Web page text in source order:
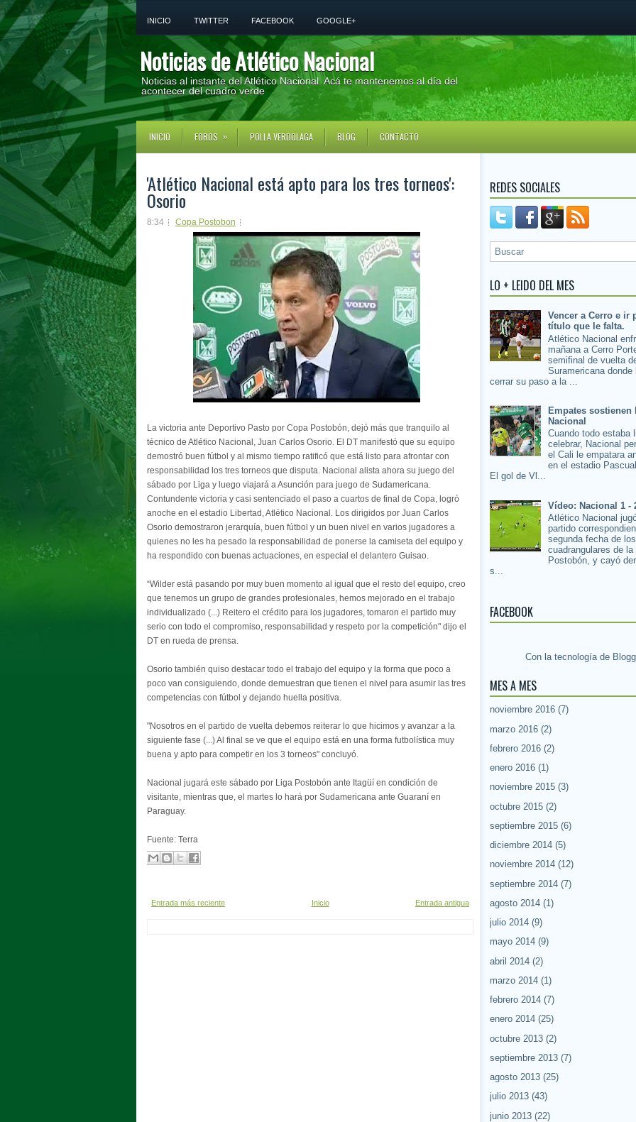
INICIO TWITTER FACEBOOK GOOGLE+
Noticias de Atlético Nacional
Noticias al instante del Atlético Nacional. Acá te mantenemos al día del
acontecer del cuadro verde
INICIO FOROS » POLLA VERDOLAGA BLOG CONTACTO
'Atlético Nacional está apto para los tres torneos':
Osorio
8:34 Copa Postobon
La victoria ante Deportivo Pasto por Copa Postobón, dejó más que tranquilo al
técnico de Atlético Nacional, Juan Carlos Osorio. El DT manifestó que su equipo
demostró buen fútbol y al mismo tiempo ratificó que está listo para afrontar con
responsabilidad los tres torneos que disputa. Nacional alista ahora su juego del
sábado por Liga y luego viajará a Asunción para juego de Sudamericana.
Contundente victoria y casi sentenciado el paso a cuartos de final de Copa, logró
anoche en el estadio Libertad, Atlético Nacional. Los dirigidos por Juan Carlos
Osorio demostraron jerarquía, buen fútbol y un buen nivel en varios jugadores a
quienes no les ha pesado la responsabilidad de ponerse la camiseta del equipo y
ha respondido con buenas actuaciones, en especial el delantero Guisao.
“Wilder está pasando por muy buen momento al igual que el resto del equipo, creo
que tenemos un grupo de grandes profesionales, hemos mejorado en el trabajo
individualizado (...) Reitero el crédito para los jugadores, tomaron el partido muy
serio con todo el compromiso, responsabilidad y respeto por la competición" dijo el
DT en rueda de prensa.
Osorio también quiso destacar todo el trabajo del equipo y la forma que poco a
poco van consiguiendo, donde demuestran que tienen el nivel para asumir las tres
competencias con fútbol y dejando huella positiva.
"Nosotros en el partido de vuelta debemos reiterar lo que hicimos y avanzar a la
siguiente fase (...) Al final se ve que el equipo está en una forma futbolística muy
buena y apto para competir en los 3 torneos" concluyó.
Nacional jugará este sábado por Liga Postobón ante Itagüí en condición de
visitante, mientras que, el martes lo hará por Sudamericana ante Guaraní en
Paraguay.
Fuente: Terra
Entrada más reciente Entrada antigua
Inicio
REDES SOCIALES
LO + LEIDO DEL MES
Vencer a Cerro e ir
título que le falta.
Atlético Nacional
mañana a Cerro
semifinal de vuelta
Suramericana donde
cerrar su paso a la ...
Empates sostienen
Nacional
Cuando todo estaba
celebrar, Nacional
el Cali le empatara
en el estadio
El gol de Vl...
Vídeo: Nacional 1 -
Atlético Nacional
partido
segunda fecha de los
cuadrangulares de la
Postobón, y cayó
s...
FACEBOOK
Con la tecnología de
MES A MES
noviembre 2016 (7)
marzo 2016 (2)
febrero 2016 (2)
enero 2016 (1)
noviembre 2015 (3)
octubre 2015 (2)
septiembre 2015 (6)
diciembre 2014 (5)
noviembre 2014 (12)
septiembre 2014 (7)
agosto 2014 (1)
julio 2014 (9)
mayo 2014 (9)
abril 2014 (2)
marzo 2014 (1)
febrero 2014 (7)
enero 2014 (25)
octubre 2013 (2)
septiembre 2013 (7)
agosto 2013 (25)
julio 2013 (43)
junio 2013 (22)